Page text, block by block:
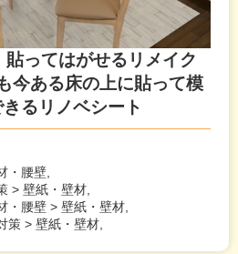
貼ってはがせるリメイク
今ある床の上に貼って模
るリノベシート
・腰壁,
> 壁紙・壁材,
・腰壁 > 壁紙・壁材,
策 > 壁紙・壁材,